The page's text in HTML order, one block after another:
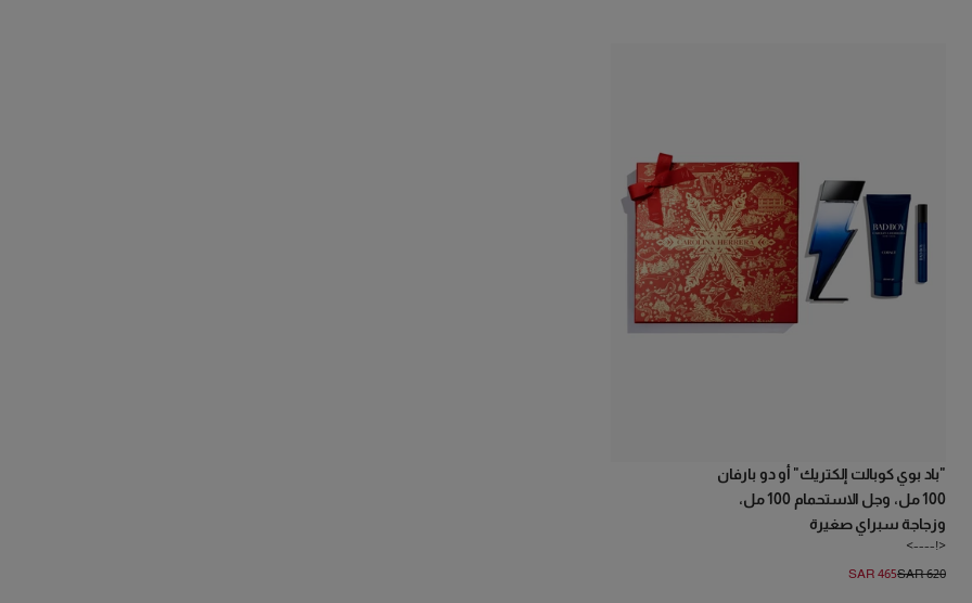
"باد بوي كوبالت إلكتريك" أو دو بارفان
100 مل، وجل الاستحمام 100 مل،
وزجاجة سبراي صغيرة
<!---->
SAR 620
SAR 465